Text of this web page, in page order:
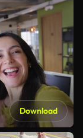
Download